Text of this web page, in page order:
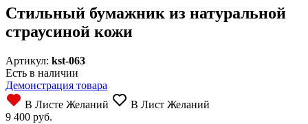
Стильный бумажник из натуральной
страусиной кожи
Артикул: kst-063
Есть в наличии
Демонстрация товара
В Листе Желаний
В Лист Желаний
9 400 руб.